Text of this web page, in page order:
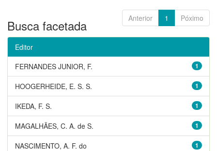
Anterior 1 Póximo
Busca facetada
Editor
1
FERNANDES JUNIOR, F.
1
HOOGERHEIDE, E. S. S.
1
IKEDA, F. S.
1
MAGALHÃES, C. A. de S.
1
NASCIMENTO, A. F. do